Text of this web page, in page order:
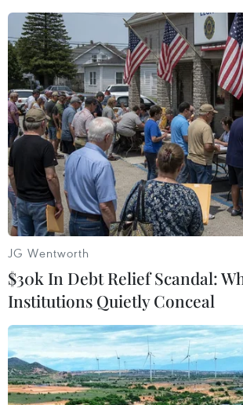
#giả mạo văn bản #học sinh nghỉ học
#mạng xã hội
Đắk Lắk
TIN LIÊN QUAN
JG Wentworth
$30k In Debt Relief Scandal:
Institutions Quietly Conceal